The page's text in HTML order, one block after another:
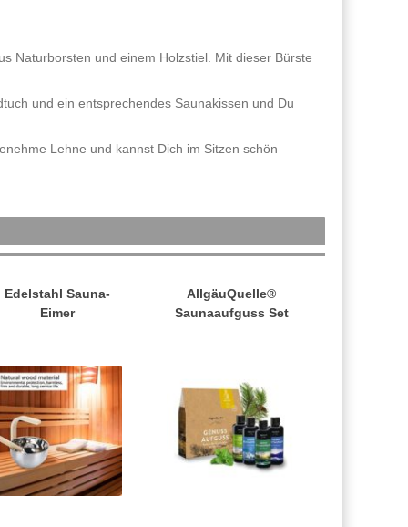
Naturborsten und einem Holzstiel. Mit dieser Bürste
und ein entsprechendes Saunakissen und Du
Lehne und kannst Dich im Sitzen schön
Edelstahl Sauna-
Eimer
AllgäuQuelle®
Saunaaufguss Set